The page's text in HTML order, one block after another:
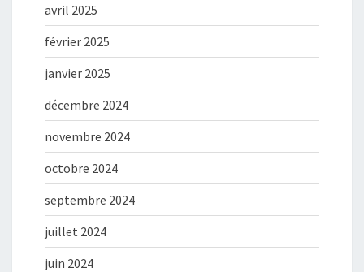
avril 2025
février 2025
janvier 2025
décembre 2024
novembre 2024
octobre 2024
septembre 2024
juillet 2024
juin 2024